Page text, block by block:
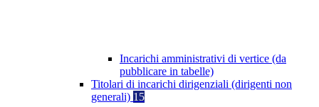
Incarichi amministrativi di vertice (da
pubblicare in tabelle)
Titolari di incarichi dirigenziali (dirigenti non
generali) 15